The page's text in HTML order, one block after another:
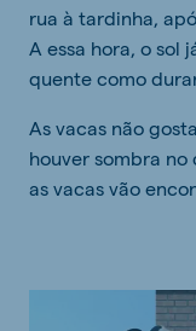
rua à tardinha,
A essa hora, o sol
quente como
As vacas não
houver sombra
as vacas vão